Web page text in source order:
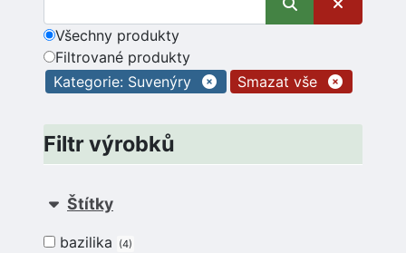
Všechny produkty
Filtrované produkty
Kategorie: Suvenýry
Smazat vše
Filtr výrobků
Štítky
bazilika 4